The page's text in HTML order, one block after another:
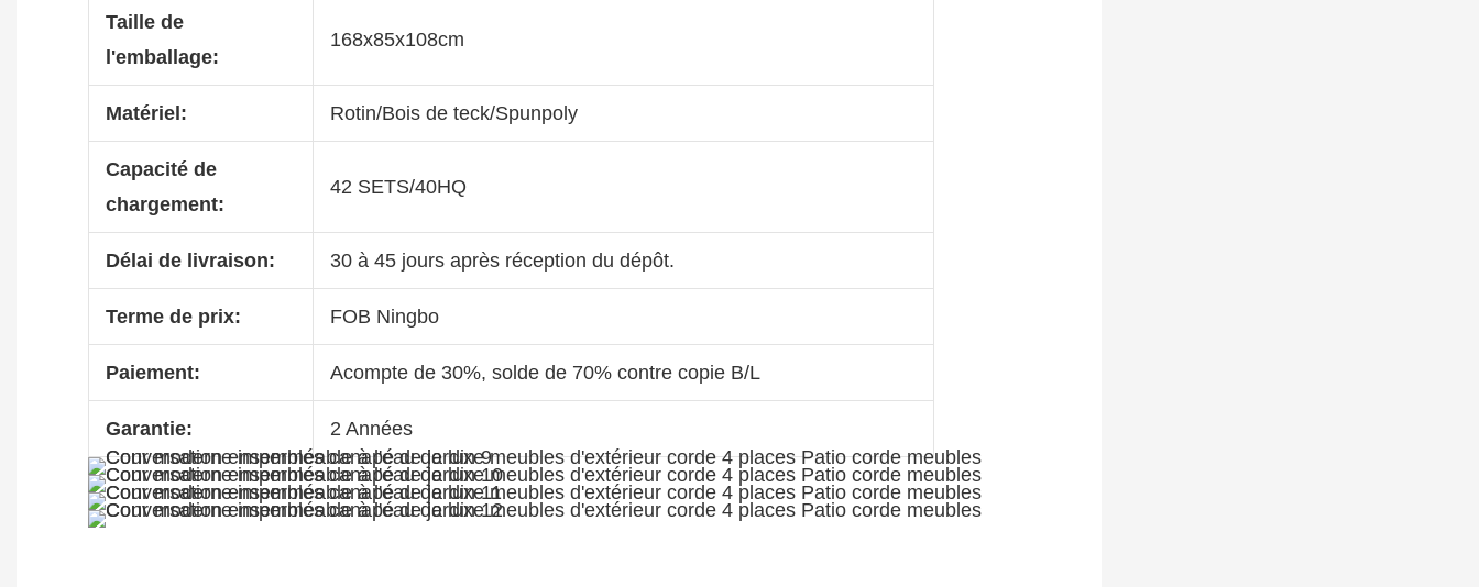
Taille de
l'emballage:
168x85x108cm
Matériel: Rotin/Bois de teck/Spunpoly
Capacité de
chargement:
42 SETS/40HQ
Délai de livraison: 30 à 45 jours après réception du dépôt.
Terme de prix: FOB Ningbo
Paiement: Acompte de 30%, solde de 70% contre copie B/L
Garantie: 2 Années